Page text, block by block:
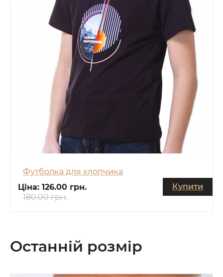
Футболка для хлопчика
Ціна: 126.00 грн.
180.00 грн.
Купити
Останній розмір